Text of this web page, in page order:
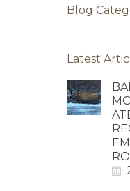
Blog
Latest